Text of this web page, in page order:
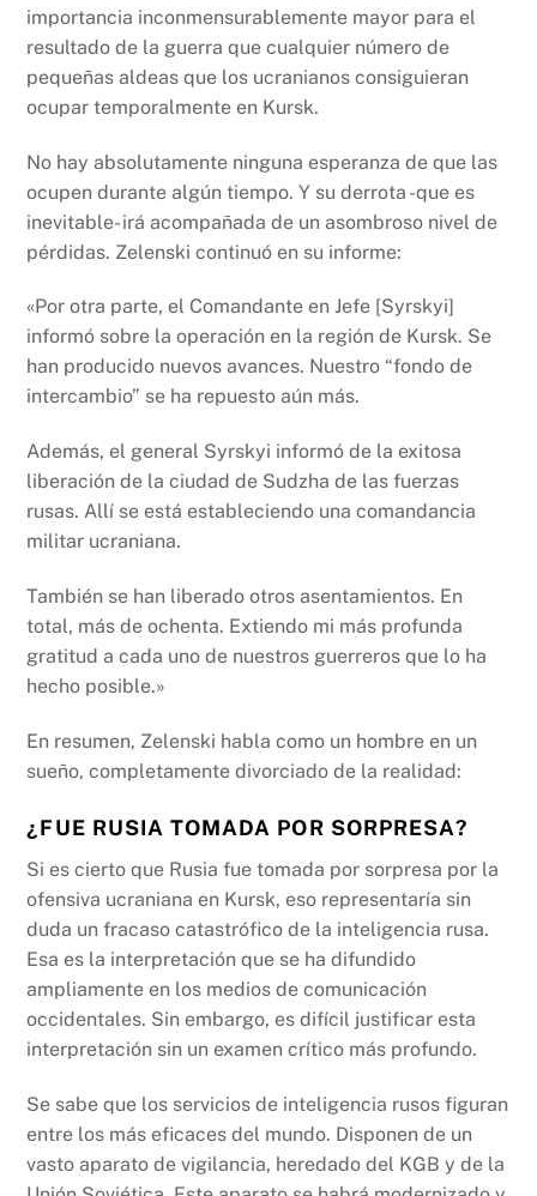
importancia inconmensurablemente mayor para el
resultado de la guerra que cualquier número de
pequeñas aldeas que los ucranianos consiguieran
ocupar temporalmente en Kursk.
No hay absolutamente ninguna esperanza de que las
ocupen durante algún tiempo. Y su derrota -que es
inevitable- irá acompañada de un asombroso nivel de
pérdidas. Zelenski continuó en su informe:
«Por otra parte, el Comandante en Jefe [Syrskyi]
informó sobre la operación en la región de Kursk. Se
han producido nuevos avances. Nuestro “fondo de
intercambio” se ha repuesto aún más.
Además, el general Syrskyi informó de la exitosa
liberación de la ciudad de Sudzha de las fuerzas
rusas. Allí se está estableciendo una comandancia
militar ucraniana.
También se han liberado otros asentamientos. En
total, más de ochenta. Extiendo mi más profunda
gratitud a cada uno de nuestros guerreros que lo ha
hecho posible.»
En resumen, Zelenski habla como un hombre en un
sueño, completamente divorciado de la realidad:
¿FUE RUSIA TOMADA POR SORPRESA?
Si es cierto que Rusia fue tomada por sorpresa por la
ofensiva ucraniana en Kursk, eso representaría sin
duda un fracaso catastrófico de la inteligencia rusa.
Esa es la interpretación que se ha difundido
ampliamente en los medios de comunicación
occidentales. Sin embargo, es difícil justificar esta
interpretación sin un examen crítico más profundo.
Se sabe que los servicios de inteligencia rusos figuran
entre los más eficaces del mundo. Disponen de un
vasto aparato de vigilancia, heredado del KGB y de la